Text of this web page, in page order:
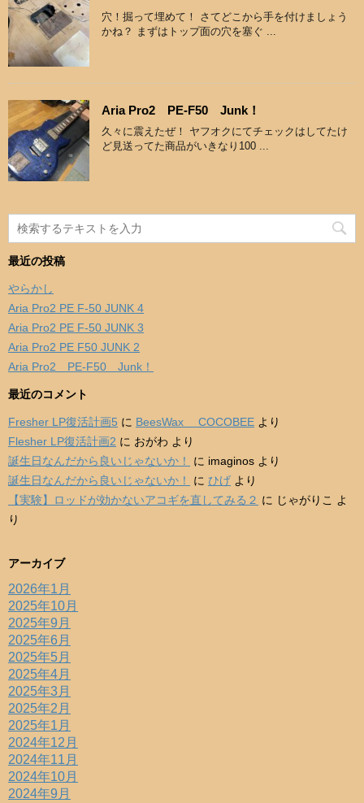
穴！掘って埋めて！ さてどこから手を付けましょう
かね？ まずはトップ面の穴を塞ぐ ...
Aria Pro2 PE-F50 Junk！
久々に震えたぜ！ ヤフオクにてチェックはしてたけ
ど見送ってた商品がいきなり100 ...
最近の投稿
やらかし
Aria Pro2 PE F-50 JUNK 4
Aria Pro2 PE F-50 JUNK 3
Aria Pro2 PE F50 JUNK 2
Aria Pro2 PE-F50 Junk！
最近のコメント
Fresher LP復活計画5 に BeesWax COCOBEE より
Flesher LP復活計画2 に おがわ より
誕生日なんだから良いじゃないか！
に imaginos より
誕生日なんだから良いじゃないか！
に ひげ より
【実験】ロッドが効かないアコギを直してみる２ に じゃがりこ
よ
り
アーカイブ
2026年1月
2025年10月
2025年9月
2025年6月
2025年5月
2025年4月
2025年3月
2025年2月
2025年1月
2024年12月
2024年11月
2024年10月
2024年9月